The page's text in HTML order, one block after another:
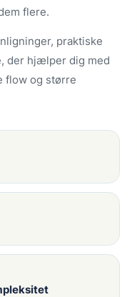
flere.
praktiske
der hjælper dig med
flow og større